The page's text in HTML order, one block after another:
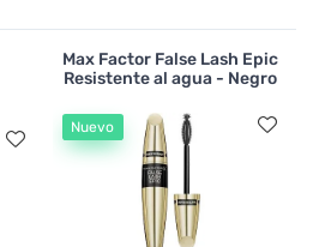
Max Factor False Lash Epic
Resistente al agua - Negro
Nuevo